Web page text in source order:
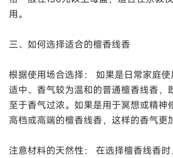
用。
三、如何选择适合的檀香线香
根据使用场合选择： 如果是日常家庭
适中、香气较为温和的普通檀香线香，
至于香气过浓。如果是用于冥想或精神
高档或高端的檀香线香，这样的香气更
注意材料的天然性： 在选择檀香线香